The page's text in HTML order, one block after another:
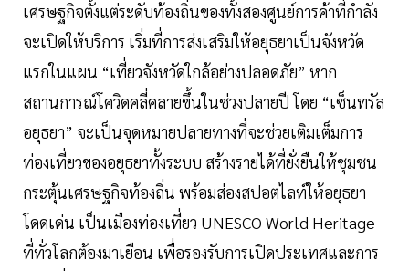
เศรษฐกิจตั้งแต่ระดับท้องถิ่นของทั้งสองศูนย์การค้าที่กำลัง
จะเปิดให้บริการ เริ่มที่การส่งเสริมให้อยุธยาเป็นจังหวัด
แรกในแผน “เที่ยวจังหวัดใกล้อย่างปลอดภัย” หาก
สถานการณ์โควิดคลี่คลายขึ้นในช่วงปลายปี โดย “เซ็นทรัล
อยุธยา” จะเป็นจุดหมายปลายทางที่จะช่วยเติมเต็มการ
ท่องเที่ยวของอยุธยาทั้งระบบ สร้างรายได้ที่ยั่งยืนให้ชุมชน
กระตุ้นเศรษฐกิจท้องถิ่น พร้อมส่องสปอตไลท์ให้อยุธยา
โดดเด่น เป็นเมืองท่องเที่ยว UNESCO World Heritage
ที่ทั่วโลกต้องมาเยือน เพื่อรองรับการเปิดประเทศและการ